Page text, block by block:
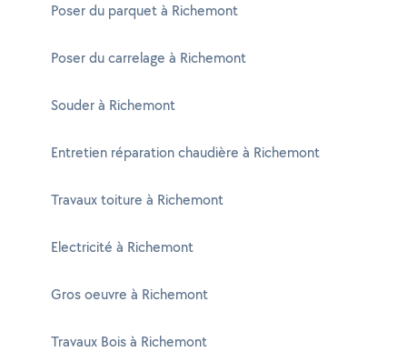
Poser du parquet à Richemont
Poser du carrelage à Richemont
Souder à Richemont
Entretien réparation chaudière à Richemont
Travaux toiture à Richemont
Electricité à Richemont
Gros oeuvre à Richemont
Travaux Bois à Richemont